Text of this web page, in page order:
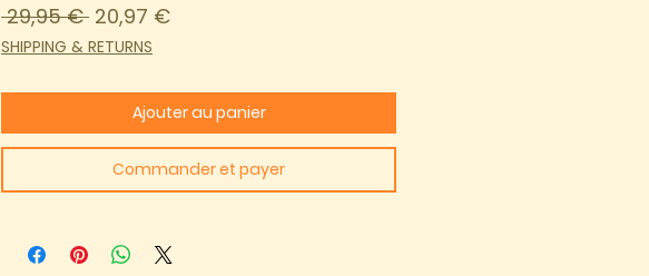
29,95 € Prix
original
20,97 €Prix
SHIPPING & RETURNS
Ajouter au panier
Commander et payer